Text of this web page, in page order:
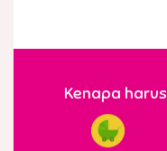
Kenapa harus